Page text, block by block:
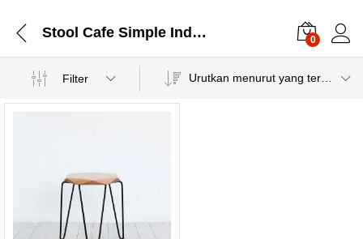
Stool Cafe Simple Industrial Besi 0
Filter